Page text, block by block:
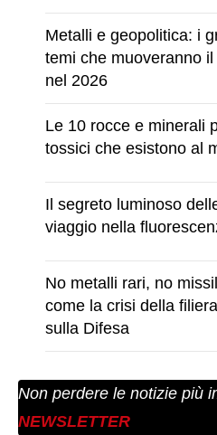
Metalli e geopolitica: i
temi che muoveranno
nel 2026
Le 10 rocce e minerali
tossici che esistono al
Il segreto luminoso
viaggio nella
No metalli rari, no
come la crisi della
sulla Difesa
Non perdere le notizie più
NEWSLETTER